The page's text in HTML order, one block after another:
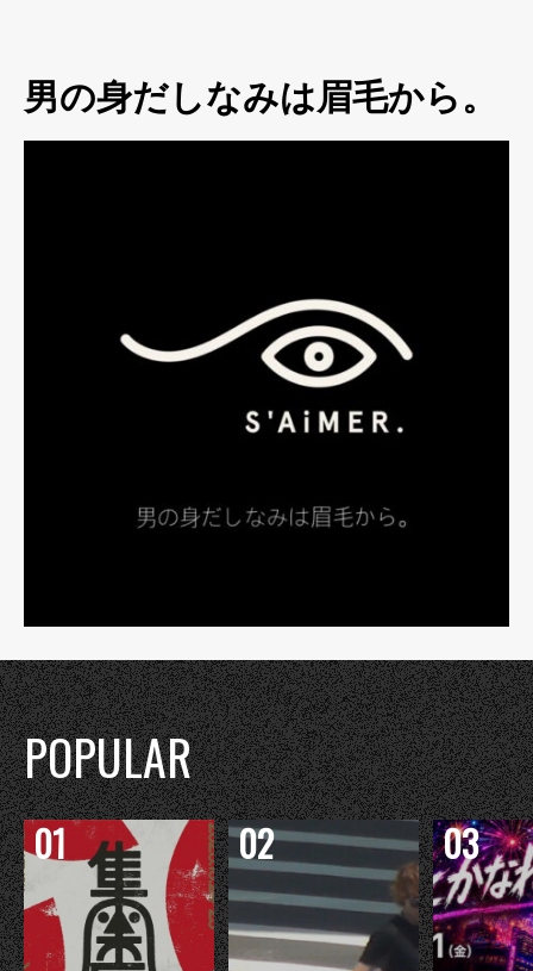
男の身だしなみは眉毛から。
POPULAR